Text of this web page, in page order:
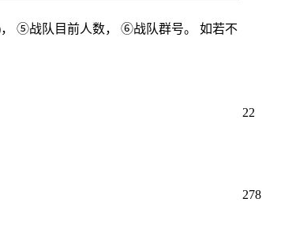
⑤战队目前人数， ⑥战队群号。 如若不
22
278